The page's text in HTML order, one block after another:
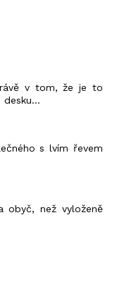
v tom, že je to
s lvím řevem
než vyloženě